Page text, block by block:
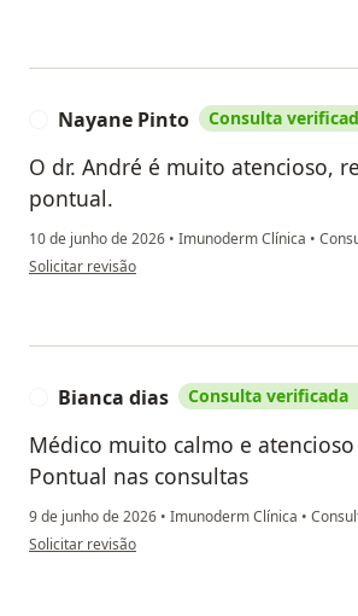
Nayane Pinto Consulta
O dr. André é muito atencioso,
pontual.
10 de junho de 2026 • Imunoderm Clínica •
na opinião do utilizador Nayane Pinto
Solicitar revisão
Bianca dias Consulta verificada
Médico muito calmo e atencioso
Pontual nas consultas
9 de junho de 2026 • Imunoderm Clínica •
na opinião do utilizador Bianca dias
Solicitar revisão